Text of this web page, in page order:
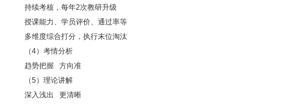
持续考核，每年2次教研升级
授课能力、学员评价、通过率等
多维度综合打分，执行末位淘汰
（4）考情分析
趋势把握 方向准
（5）理论讲解
深入浅出 更清晰